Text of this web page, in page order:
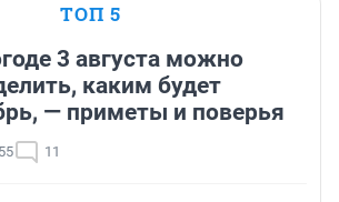
ТОП 5
3 августа можно
каким будет
— приметы и поверья
11